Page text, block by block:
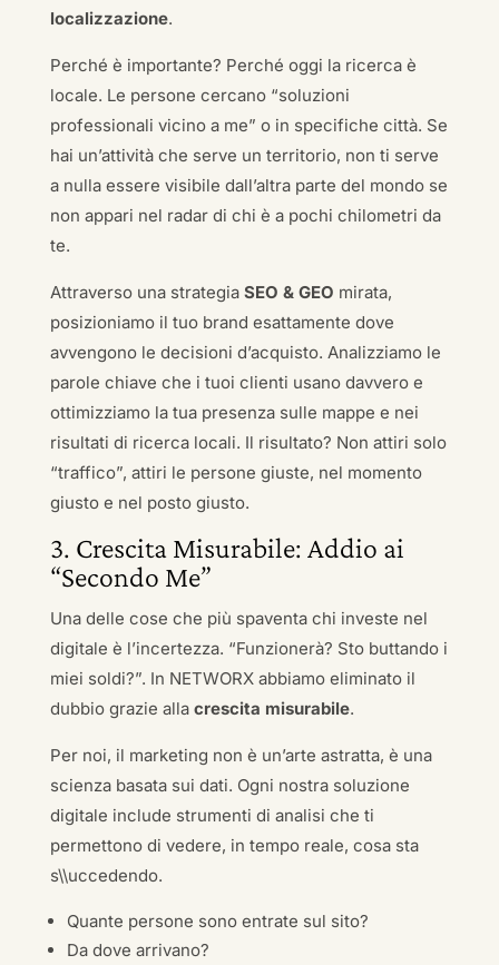
localizzazione.
Perché è importante? Perché oggi la ricerca è
locale. Le persone cercano “soluzioni
professionali vicino a me” o in specifiche città. Se
hai un’attività che serve un territorio, non ti serve
a nulla essere visibile dall’altra parte del mondo se
non appari nel radar di chi è a pochi chilometri da
te.
Attraverso una strategia SEO & GEO mirata,
posizioniamo il tuo brand esattamente dove
avvengono le decisioni d’acquisto. Analizziamo le
parole chiave che i tuoi clienti usano davvero e
ottimizziamo la tua presenza sulle mappe e nei
risultati di ricerca locali. Il risultato? Non attiri solo
“traffico”, attiri le persone giuste, nel momento
giusto e nel posto giusto.
3. Crescita Misurabile: Addio ai
“Secondo Me”
Una delle cose che più spaventa chi investe nel
digitale è l’incertezza. “Funzionerà? Sto buttando i
miei soldi?”. In NETWORX abbiamo eliminato il
dubbio grazie alla crescita misurabile.
Per noi, il marketing non è un’arte astratta, è una
scienza basata sui dati. Ogni nostra soluzione
digitale include strumenti di analisi che ti
permettono di vedere, in tempo reale, cosa sta
s\\uccedendo.
Quante persone sono entrate sul sito?
Da dove arrivano?